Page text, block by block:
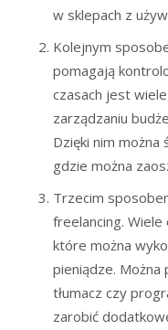
w sklepach z
Kolejnym
pomagają
czasach jest
zarządzaniu
Dzięki nim
gdzie można
Trzecim
freelancing.
które można
pieniądze.
tłumacz czy
zarobić